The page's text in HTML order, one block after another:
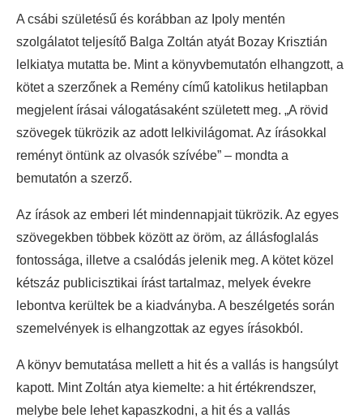
A csábi születésű és korábban az Ipoly mentén
szolgálatot teljesítő Balga Zoltán atyát Bozay Krisztián
lelkiatya mutatta be. Mint a könyvbemutatón elhangzott, a
kötet a szerzőnek a Remény című katolikus hetilapban
megjelent írásai válogatásaként született meg. „A rövid
szövegek tükrözik az adott lelkivilágomat. Az írásokkal
reményt öntünk az olvasók szívébe” – mondta a
bemutatón a szerző.
Az írások az emberi lét mindennapjait tükrözik. Az egyes
szövegekben többek között az öröm, az állásfoglalás
fontossága, illetve a csalódás jelenik meg. A kötet közel
kétszáz publicisztikai írást tartalmaz, melyek évekre
lebontva kerültek be a kiadványba. A beszélgetés során
szemelvények is elhangzottak az egyes írásokból.
A könyv bemutatása mellett a hit és a vallás is hangsúlyt
kapott. Mint Zoltán atya kiemelte: a hit értékrendszer,
melybe bele lehet kapaszkodni, a hit és a vallás